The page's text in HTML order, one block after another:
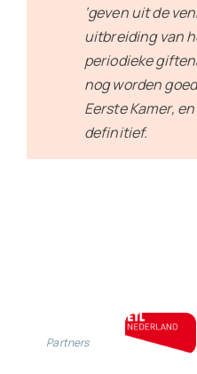
‘geven uit de
uitbreiding van
periodieke
nog worden
Eerste Kamer,
definitief.
Partners